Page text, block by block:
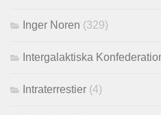
Inger Noren (329)
Intergalaktiska
Intraterrestier (4)